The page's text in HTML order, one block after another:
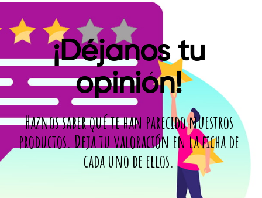
¡Déjanos tu
opinión!
Haznos saber qué te han parecido nuestros
productos. Deja tu valoración en la ficha de
cada uno de ellos.